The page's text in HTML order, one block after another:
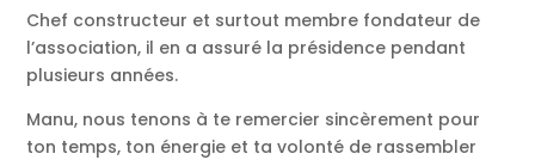
Chef constructeur et surtout membre fondateur de
l’association, il en a assuré la présidence pendant
plusieurs années.
Manu, nous tenons à te remercier sincèrement pour
ton temps, ton énergie et ta volonté de rassembler